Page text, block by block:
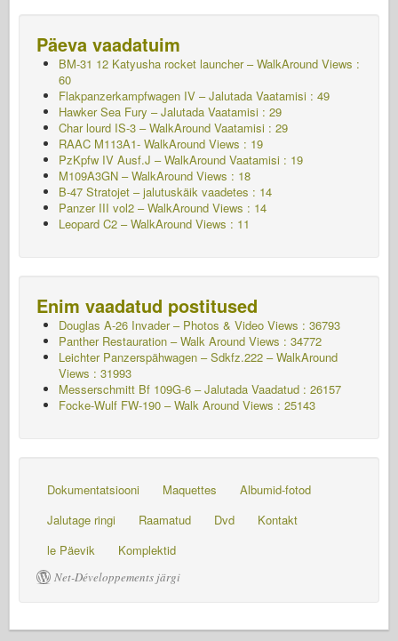
Päeva vaadatuim
BM-31 12 Katyusha rocket launcher – WalkAround Views :
60
Flakpanzerkampfwagen IV – Jalutada Vaatamisi : 49
Hawker Sea Fury – Jalutada Vaatamisi : 29
Char lourd IS-3 – WalkAround Vaatamisi : 29
RAAC M113A1- WalkAround Views : 19
PzKpfw IV Ausf.J – WalkAround Vaatamisi : 19
M109A3GN – WalkAround Views : 18
B-47 Stratojet – jalutuskäik vaadetes : 14
Panzer III vol2 – WalkAround Views : 14
Leopard C2 – WalkAround Views : 11
Enim vaadatud postitused
Douglas A-26 Invader – Photos & Video Views : 36793
Panther Restauration – Walk Around Views : 34772
Leichter Panzerspähwagen – Sdkfz.222 – WalkAround
Views : 31993
Messerschmitt Bf 109G-6 – Jalutada Vaadatud : 26157
Focke-Wulf FW-190 – Walk Around Views : 25143
Dokumentatsiooni Maquettes
Albumid-fotod
Jalutage ringi
Raamatud Dvd
Kontakt
le Päevik
Komplektid
Net-Développements järgi